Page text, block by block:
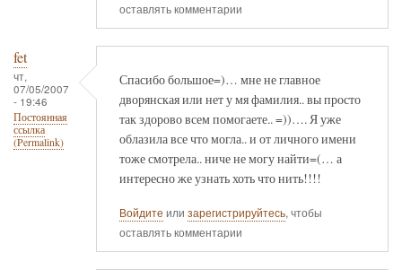
оставлять комментарии
fet
чт,
07/05/2007
- 19:46
Постоянная
ссылка
(Permalink)
Спасибо большое=)… мне не главное
дворянская или нет у мя фамилия.. вы просто
так здорово всем помогаете.. =))…. Я уже
облазила все что могла.. и от личного имени
тоже смотрела.. ниче не могу найти=(… а
интересно же узнать хоть что нить!!!!
Войдите или зарегистрируйтесь, чтобы
оставлять комментарии